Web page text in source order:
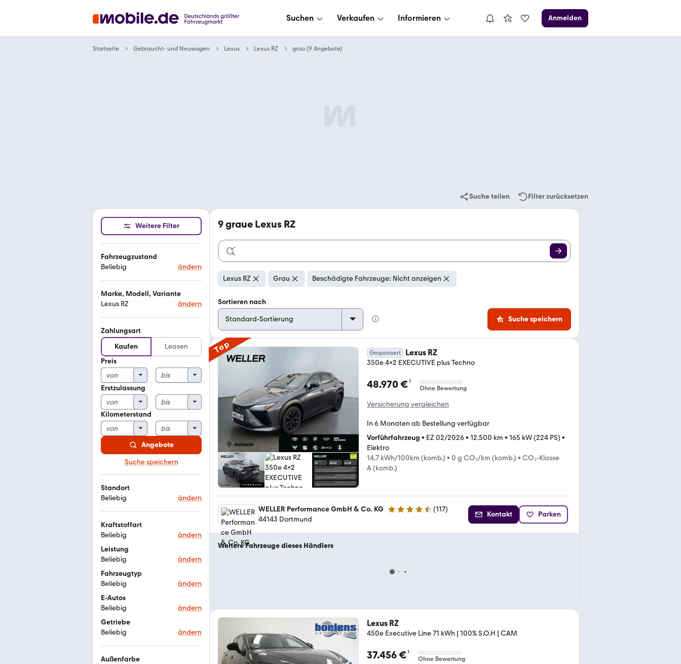
Suchen Verkaufen Informieren Anmelden
Startseite Gebraucht- und Neuwagen Lexus Lexus RZ grau (9 Angebote)
Suche teilen Filter zurücksetzen
Weitere Filter
Fahrzeugzustand
Beliebig
ändern
Marke, Modell, Variante
Lexus RZ
ändern
Zahlungsart
Kaufen
Leasen
Preis
Erstzulassung
Kilometerstand
Angebote
Suche speichern
Standort
Beliebig
ändern
Kraftstoffart
Beliebig
ändern
Leistung
Beliebig
ändern
Fahrzeugtyp
Beliebig
ändern
E-Autos
Beliebig
ändern
Getriebe
Beliebig
ändern
Außenfarbe
9graue Lexus RZ
Lexus RZ Grau Beschädigte Fahrzeuge: Nicht anzeigen
Sortieren nach
Suche speichern
Top Gesponsert Lexus RZ
350e 4x2 EXECUTIVE plus Techno
48.970 €¹
Ohne Bewertung
Versicherung vergleichen
In 6 Monaten ab Bestellung verfügbar
Vorführfahrzeug • EZ 02/2026• 12.500 km • 165 kW (224 PS) •
Elektro
14,7 kWh/100km (komb.) • 0 g CO₂/km (komb.) • CO₂-Klasse
A (komb.)
WELLER Performance GmbH & Co. KG 4.6 Sterne (117)
44143 Dortmund
Kontakt Parken
Weitere Fahrzeuge dieses Händlers
Lexus RZ
450e Executive Line 71 kWh | 100% S.O.H | CAM
37.456 €¹
Ohne Bewertung